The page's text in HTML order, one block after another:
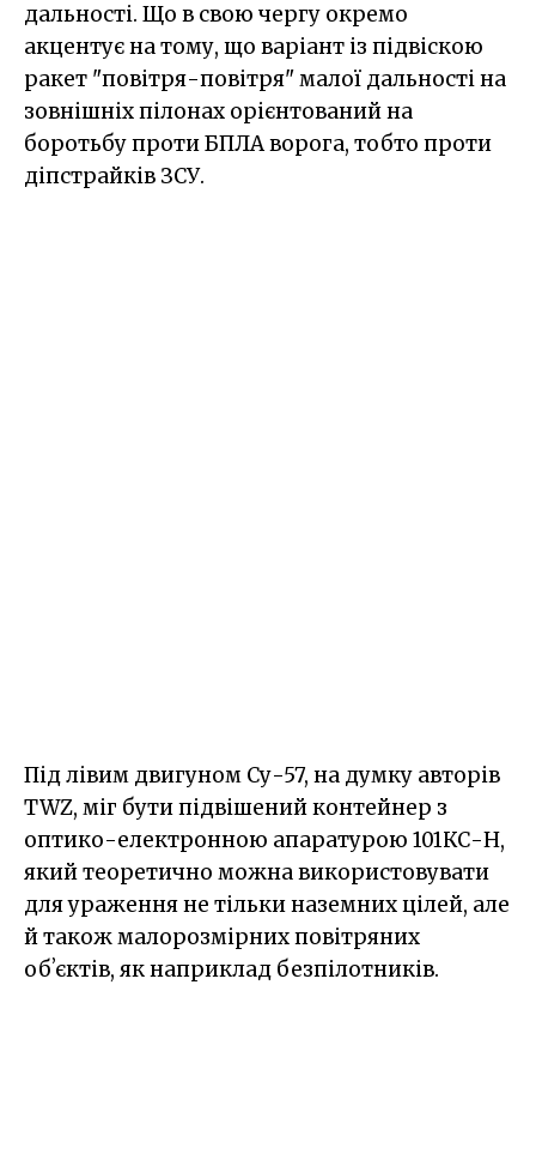
дальності. Що в свою чергу окремо
акцентує на тому, що варіант із підвіскою
ракет "повітря-повітря" малої дальності на
зовнішніх пілонах орієнтований на
боротьбу проти БПЛА ворога, тобто проти
діпстрайків ЗСУ.
Під лівим двигуном Су-57, на думку авторів
TWZ, міг бути підвішений контейнер з
оптико-електронною апаратурою 101КС-Н,
який теоретично можна використовувати
для ураження не тільки наземних цілей, але
й також малорозмірних повітряних
обʼєктів, як наприклад безпілотників.